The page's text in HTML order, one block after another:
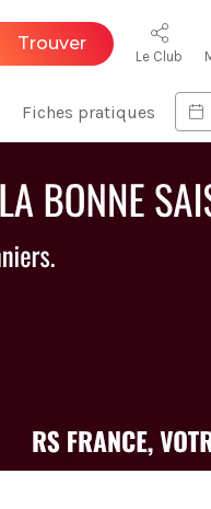
Trouver
Le Club
Fiches pratiques